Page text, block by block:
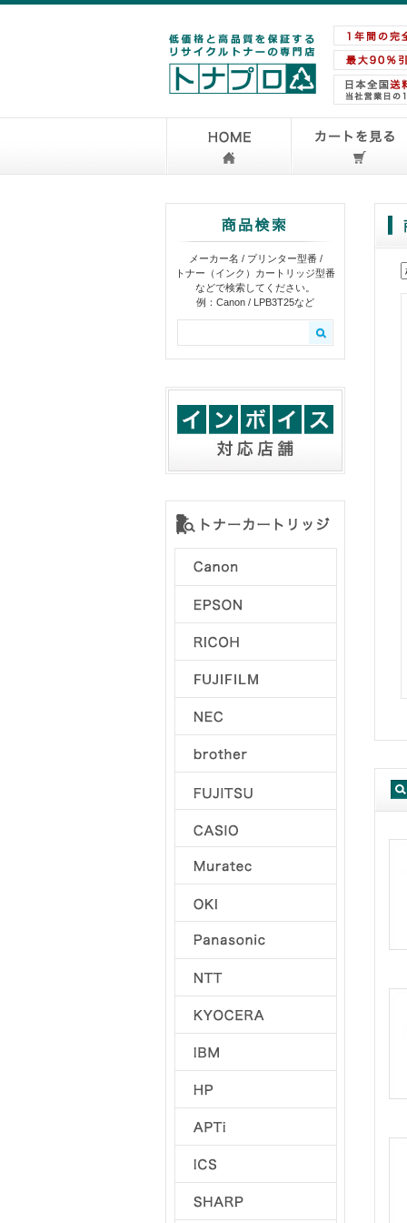
メーカー名 / プリンター型番 /
トナー（インク）カートリッジ型番
などで検索してください。
例：Canon / LPB3T25など